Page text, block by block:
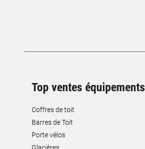
Top ventes équipements
Coffres de toit
Barres de Toit
Porte vélos